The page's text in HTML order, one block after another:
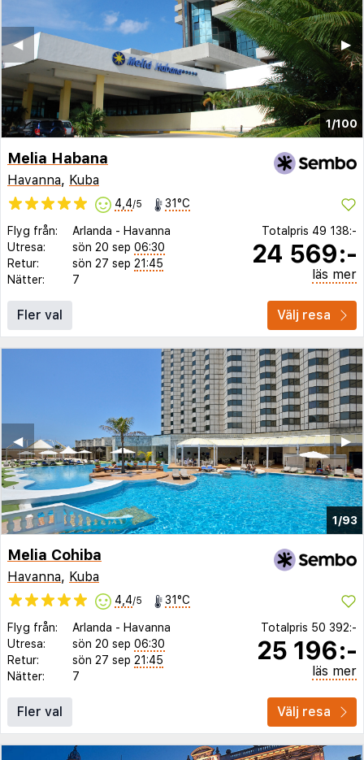
1/100
▶︎
◀︎
Melia Habana
Havanna, Kuba
4,4/5 31°C
Flyg från: Arlanda - Havanna
Utresa:
sön 20 sep 06:30
Retur:
sön 27 sep 21:45
Nätter:
7
Totalpris 49 138:-
24 569:-
läs mer
Fler val Välj resa
1/93
▶︎
◀︎
Melia Cohiba
Havanna, Kuba
4,4/5 31°C
Flyg från: Arlanda - Havanna
Utresa:
sön 20 sep 06:30
Retur:
sön 27 sep 21:45
Nätter:
7
Totalpris 50 392:-
25 196:-
läs mer
Fler val Välj resa